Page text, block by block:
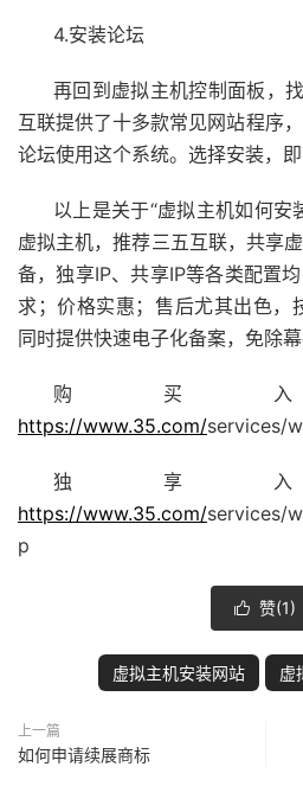
4.安装论坛
再回到虚拟主机控制面板，
互联提供了十多款常见网站程序
论坛使用这个系统。选择安装，即
以上是关于“虚拟主机如何安
虚拟主机，推荐三五互联，共享虚
备，独享IP、共享IP等各类配置
求；价格实惠；售后尤其出色，
同时提供快速电子化备案，免除幕
购买
https://www.35.com/services/
独享
https://www.35.com/services/
p
 赞(1)
虚拟主机安装网站 虚
上一篇
如何申请续展商标